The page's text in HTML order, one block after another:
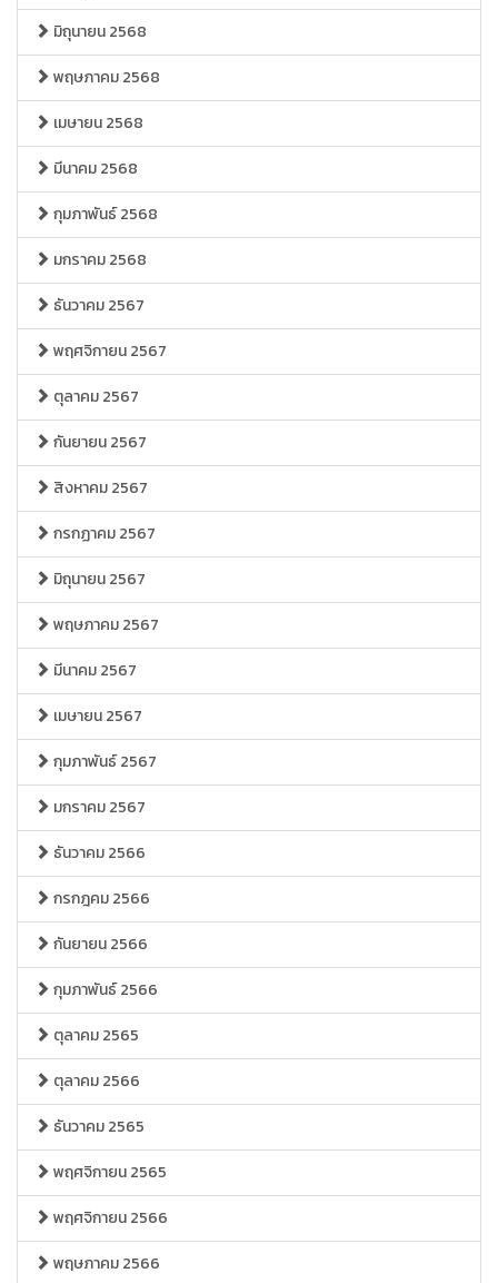
มิถุนายน 2568
พฤษภาคม 2568
เมษายน 2568
มีนาคม 2568
กุมภาพันธ์ 2568
มกราคม 2568
ธันวาคม 2567
พฤศจิกายน 2567
ตุลาคม 2567
กันยายน 2567
สิงหาคม 2567
กรกฏาคม 2567
มิถุนายน 2567
พฤษภาคม 2567
มีนาคม 2567
เมษายน 2567
กุมภาพันธ์ 2567
มกราคม 2567
ธันวาคม 2566
กรกฎคม 2566
กันยายน 2566
กุมภาพันธ์ 2566
ตุลาคม 2565
ตุลาคม 2566
ธันวาคม 2565
พฤศจิกายน 2565
พฤศจิกายน 2566
พฤษภาคม 2566